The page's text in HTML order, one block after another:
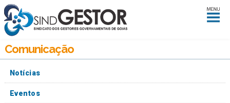
Comunicação
Notícias
Eventos